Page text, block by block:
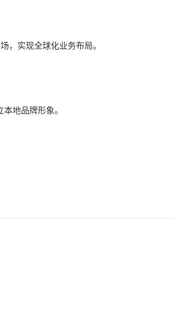
，实现全球化业务布局。
地品牌形象。